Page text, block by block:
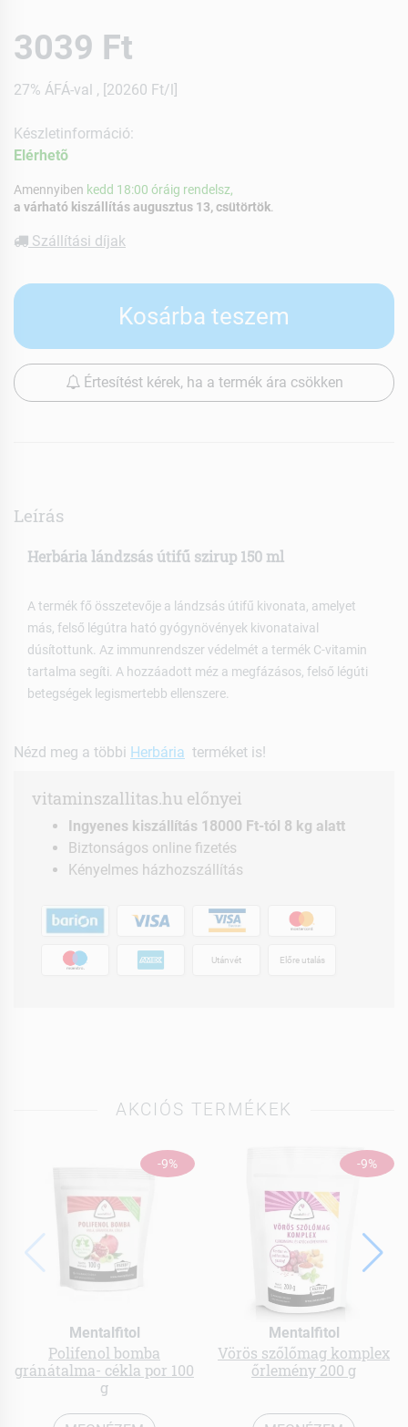
3039 Ft
27% ÁFÁ-val , [20260 Ft/l]
Készletinformáció:
Elérhetõ
Amennyiben kedd 18:00 óráig rendelsz,
a várható kiszállítás augusztus 13, csütörtök
Szállítási díjak
Kosárba teszem
Értesítést kérek, ha a termék ára csökken
Leírás
Herbária lándzsás útifű szirup 150 ml
A termék fő összetevője a lándzsás útifű kivonata, amelyet
más, felső légútra ható gyógynövények kivonataival
dúsítottunk. Az immunrendszer védelmét a termék C-vitamin
tartalma segíti. A hozzáadott méz a megfázásos, felső légúti
betegségek legismertebb ellenszere.
Nézd meg a többi Herbária terméket is!
vitaminszallitas.hu előnyei
Ingyenes kiszállítás 18000 Ft-tól 8 kg alatt
Biztonságos online fizetés
Kényelmes házhozszállítás
Utánvét Előre utalás
AKCIÓS TERMÉKEK
-9%
Mentalfitol
Polifenol bomba
gránátalma- cékla por 100
g
-9%
Mentalfitol
Vörös szőlőmag komplex
őrlemény 200 g